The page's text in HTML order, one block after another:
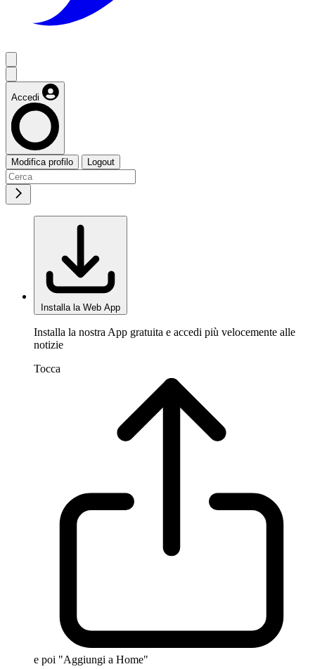
Accedi
Modifica profilo Logout
Installa la Web App
Installa la nostra App gratuita e accedi più velocemente alle
notizie
Tocca
e poi "Aggiungi a Home"